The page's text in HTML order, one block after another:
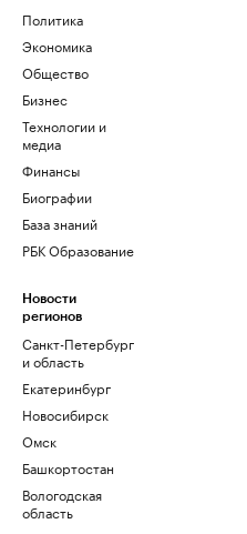
Политика
Экономика
Общество
Бизнес
Технологии и
медиа
Финансы
Биографии
База знаний
РБК Образование
Новости
регионов
Санкт-Петербург
и область
Екатеринбург
Новосибирск
Омск
Башкортостан
Вологодская
область